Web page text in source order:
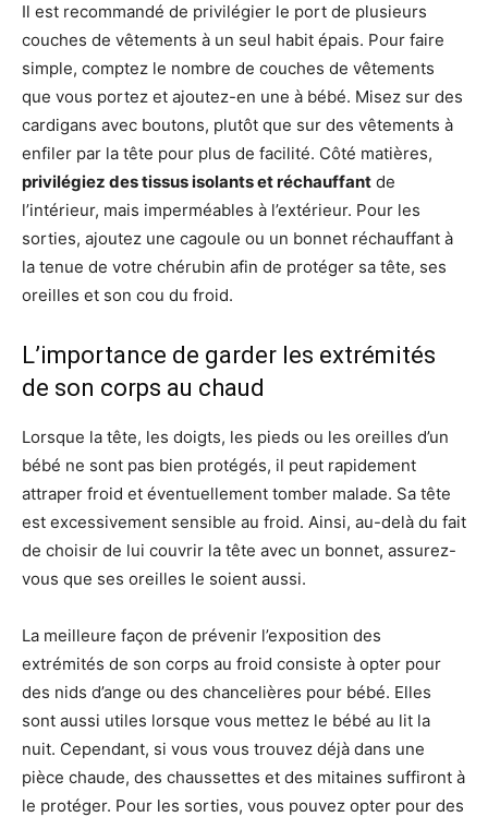
Il est recommandé de privilégier le port de plusieurs
couches de vêtements à un seul habit épais. Pour faire
simple, comptez le nombre de couches de vêtements
que vous portez et ajoutez-en une à bébé. Misez sur des
cardigans avec boutons, plutôt que sur des vêtements à
enfiler par la tête pour plus de facilité. Côté matières,
privilégiez des tissus isolants et réchauffant de
l’intérieur, mais imperméables à l’extérieur. Pour les
sorties, ajoutez une cagoule ou un bonnet réchauffant à
la tenue de votre chérubin afin de protéger sa tête, ses
oreilles et son cou du froid.
L’importance de garder les extrémités
de son corps au chaud
Lorsque la tête, les doigts, les pieds ou les oreilles d’un
bébé ne sont pas bien protégés, il peut rapidement
attraper froid et éventuellement tomber malade. Sa tête
est excessivement sensible au froid. Ainsi, au-delà du fait
de choisir de lui couvrir la tête avec un bonnet, assurez-
vous que ses oreilles le soient aussi.
La meilleure façon de prévenir l’exposition des
extrémités de son corps au froid consiste à opter pour
des nids d’ange ou des chancelières pour bébé. Elles
sont aussi utiles lorsque vous mettez le bébé au lit la
nuit. Cependant, si vous vous trouvez déjà dans une
pièce chaude, des chaussettes et des mitaines suffiront à
le protéger. Pour les sorties, vous pouvez opter pour des